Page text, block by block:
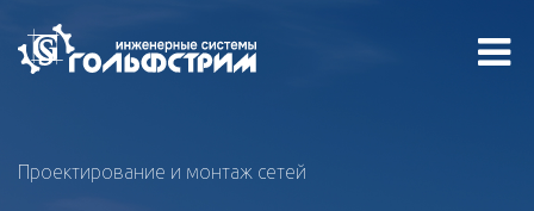
Проектирование и монтаж сетей